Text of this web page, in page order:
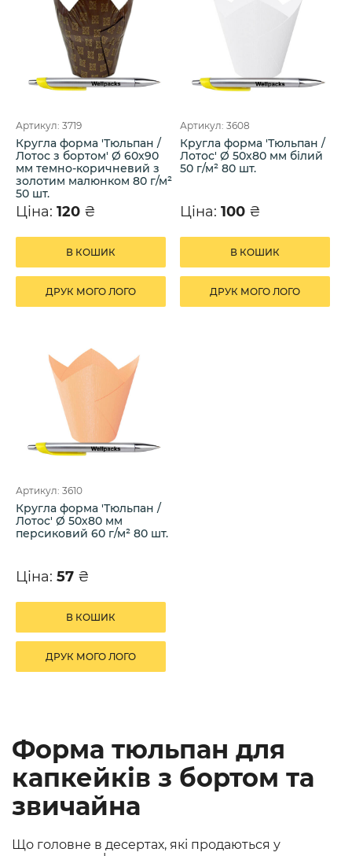
Артикул: 3719
Кругла форма 'Тюльпан /
Лотос з бортом' Ø 60х90
мм темно-коричневий з
золотим малюнком 80 г/м²
50 шт.
Ціна: 120 ₴
В КОШИК
ДРУК МОГО ЛОГО
Артикул: 3608
Кругла форма 'Тюльпан /
Лотос' Ø 50х80 мм білий
50 г/м² 80 шт.
Ціна: 100 ₴
В КОШИК
ДРУК МОГО ЛОГО
Артикул: 3610
Кругла форма 'Тюльпан /
Лотос' Ø 50х80 мм
персиковий 60 г/м² 80 шт.
Ціна: 57 ₴
В КОШИК
ДРУК МОГО ЛОГО
Форма тюльпан для
капкейків з бортом та
звичайна
Що головне в десертах, які продаються у